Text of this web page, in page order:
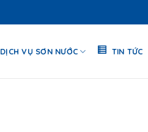
DỊCH VỤ SƠN NƯỚC TIN TỨC